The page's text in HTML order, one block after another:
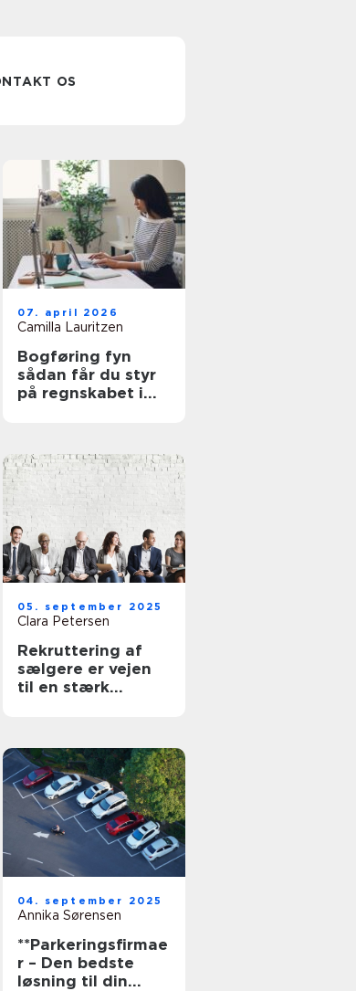
OS
07. april 2026
Camilla Lauritzen
Bogføring fyn
sådan får du styr
på regnskabet i
05. september 2025
Clara Petersen
Rekruttering af
sælgere er vejen
til en stærk
04. september 2025
Annika Sørensen
**Parkeringsfirmae
r – Den bedste
løsning til din